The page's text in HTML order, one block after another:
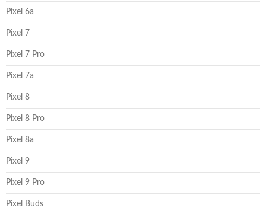
Pixel 6a
Pixel 7
Pixel 7 Pro
Pixel 7a
Pixel 8
Pixel 8 Pro
Pixel 8a
Pixel 9
Pixel 9 Pro
Pixel Buds